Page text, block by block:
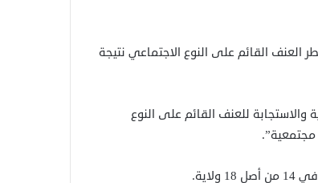
العنف القائم على النوع الاجتماعي نتيجة
شخص بخدمات الوقاية والاستجابة للعنف القائم على النوع